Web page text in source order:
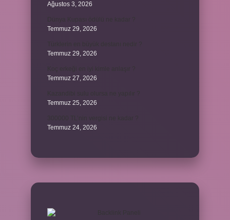
Ağustos 3, 2026
Temmuz 29, 2026
Temmuz 29, 2026
Temmuz 27, 2026
Temmuz 25, 2026
Temmuz 24, 2026